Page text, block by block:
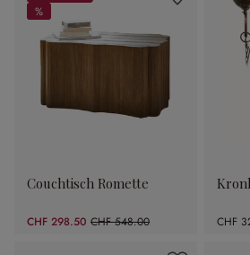
%
%
Couchtisch Romette
CHF 298.50 CHF 548.00
(45.53% gespart) CHF